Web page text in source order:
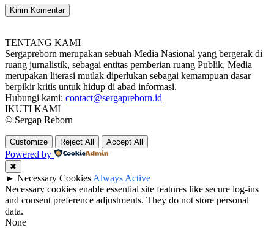
TENTANG KAMI
Sergapreborn merupakan sebuah Media Nasional yang bergerak di
ruang jurnalistik, sebagai entitas pemberian ruang Publik, Media
merupakan literasi mutlak diperlukan sebagai kemampuan dasar
berpikir kritis untuk hidup di abad informasi.
Hubungi kami: contact@sergapreborn.id
IKUTI KAMI
© Sergap Reborn
Customize Reject All Accept All
Powered by
✖
► Necessary Cookies Always Active
Necessary cookies enable essential site features like secure log-ins
and consent preference adjustments. They do not store personal
data.
None